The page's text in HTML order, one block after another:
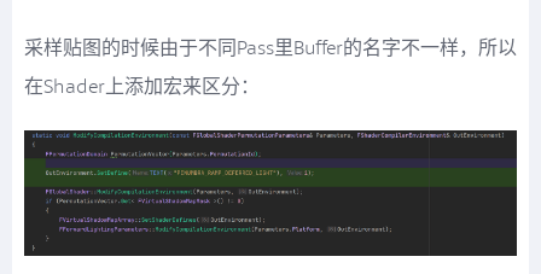
采样贴图的时候由于不同Pass里Buffer的名字不一样，所以
在Shader上添加宏来区分：